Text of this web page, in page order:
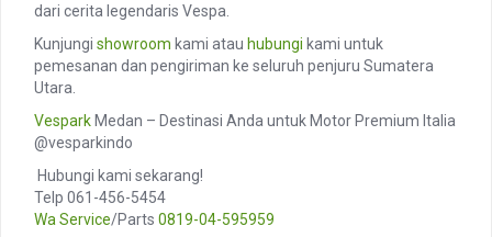
dari cerita legendaris Vespa.
Kunjungi showroom kami atau hubungi kami untuk
pemesanan dan pengiriman ke seluruh penjuru Sumatera
Utara.
Vespark Medan – Destinasi Anda untuk Motor Premium Italia
@vesparkindo
️ Hubungi kami sekarang!
Telp 061-456-5454
Wa Service/Parts 0819-04-595959